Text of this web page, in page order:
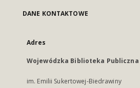
DANE KONTAKTOWE
Adres
Wojewódzka Biblioteka Publiczna
im. Emilii Sukertowej-Biedrawiny